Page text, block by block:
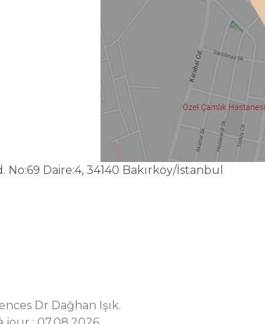
Daire:4, 34140 Bakırköy/İstanbul
Dr Dağhan Işık.